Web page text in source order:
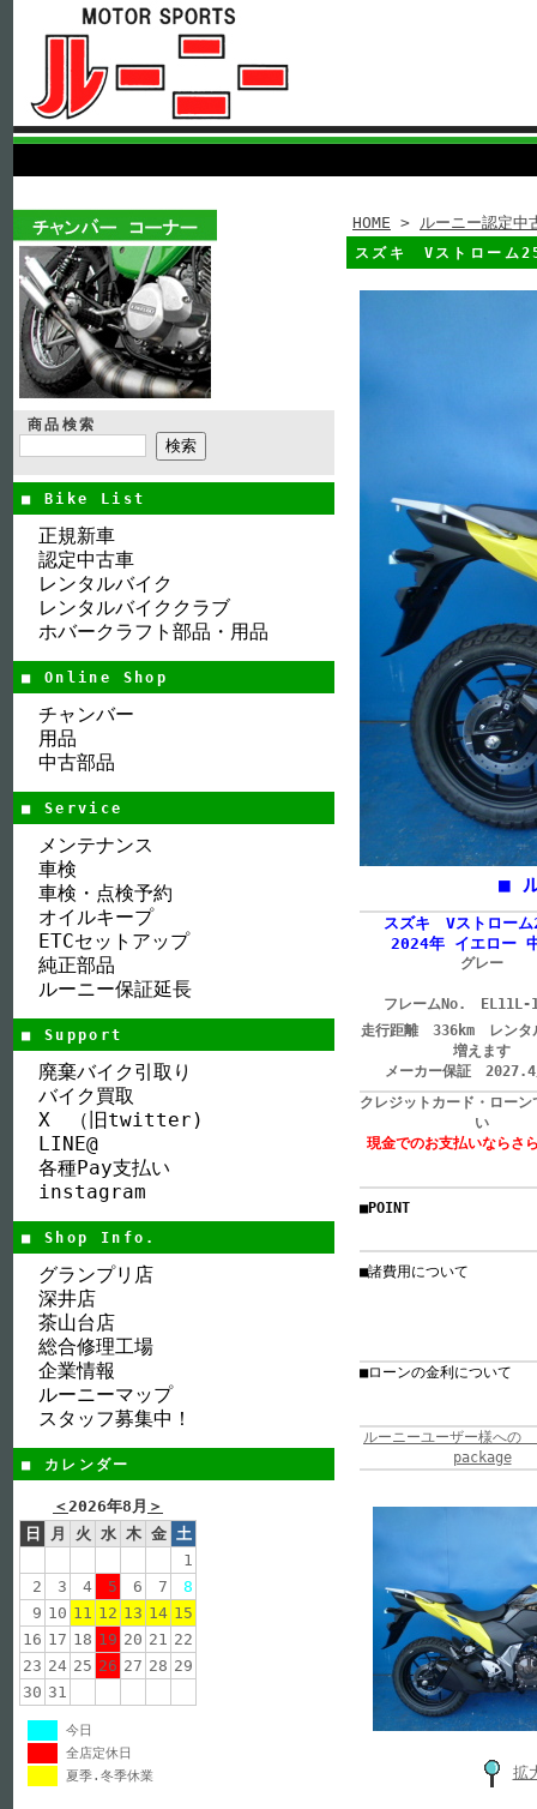
商品検索
■ Bike List
正規新車
認定中古車
レンタルバイク
レンタルバイククラブ
ホバークラフト部品・用品
■ Online Shop
チャンバー
用品
中古部品
■ Service
メンテナンス
車検
車検・点検予約
オイルキープ
ETCセットアップ
純正部品
ルーニー保証延長
■ Support
廃棄バイク引取り
バイク買取
X （旧twitter)
LINE@
各種Pay支払い
instagram
■ Shop Info.
グランプリ店
深井店
茶山台店
総合修理工場
企業情報
ルーニーマップ
スタッフ募集中！
■ カレンダー
＜2026年8月 ＞
日
月 火 水 木 金 土
1
2
3 4 5 6 7
8
9 10 11 12 13 14 15
16 17 18 19 20 21 22
23 24 25 26 27 28 29
30 31
今日
全店定休日
夏季.冬季休業
HOME > ルーニー認定中
スズキ Vストローム
■
スズキ Vストローム
2024年 イエロー
グレー
フレームNo.
走行距離 336km レンタ
増えます
メーカー保証 2027.4
クレジットカード・ローン
い
現金でのお支払いならさ
■POINT
■諸費用について
■ローンの金利について
ルーニーユーザー様へ
package
拡